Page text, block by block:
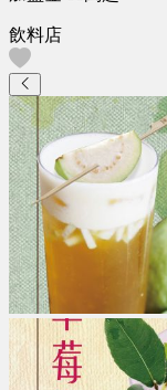
飲料店